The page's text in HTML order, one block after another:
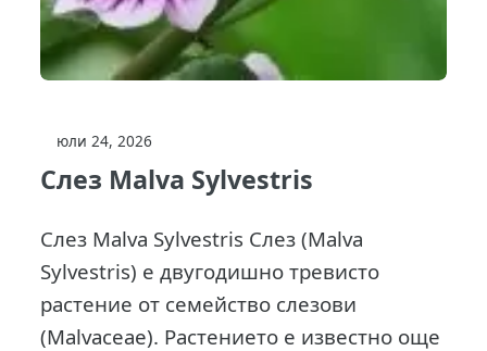
юли 24, 2026
Слез Malva Sylvestris
Слез Malva Sylvestris Слез (Malva
Sylvestris) е двугодишно тревисто
растение от семейство слезови
(Malvaceae). Растението е известно още